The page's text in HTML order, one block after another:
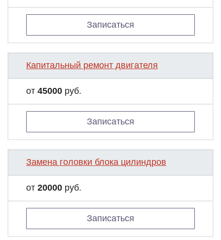
Записаться
Капитальный ремонт двигателя
от 45000 руб.
Записаться
Замена головки блока цилиндров
от 20000 руб.
Записаться